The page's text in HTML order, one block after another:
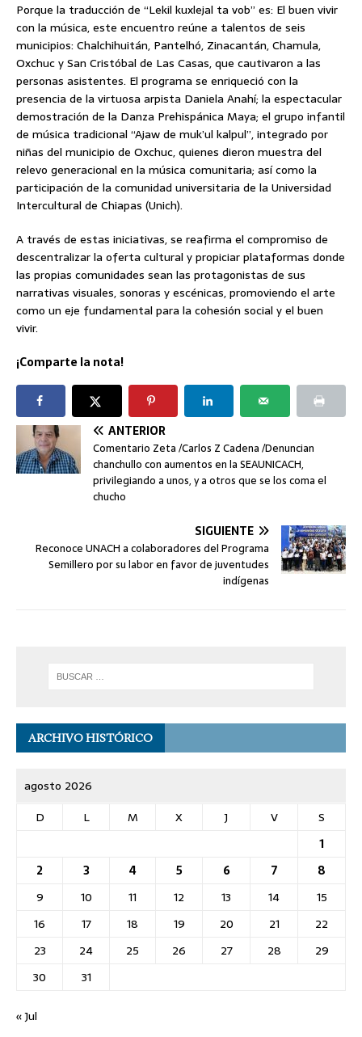
Porque la traducción de “Lekil kuxlejal ta vob” es: El buen vivir
con la música, este encuentro reúne a talentos de seis
municipios: Chalchihuitán, Pantelhó, Zinacantán, Chamula,
Oxchuc y San Cristóbal de Las Casas, que cautivaron a las
personas asistentes. El programa se enriqueció con la
presencia de la virtuosa arpista Daniela Anahí; la espectacular
demostración de la Danza Prehispánica Maya; el grupo infantil
de música tradicional “Ajaw de muk’ul kalpul”, integrado por
niñas del municipio de Oxchuc, quienes dieron muestra del
relevo generacional en la música comunitaria; así como la
participación de la comunidad universitaria de la Universidad
Intercultural de Chiapas (Unich).
A través de estas iniciativas, se reafirma el compromiso de
descentralizar la oferta cultural y propiciar plataformas donde
las propias comunidades sean las protagonistas de sus
narrativas visuales, sonoras y escénicas, promoviendo el arte
como un eje fundamental para la cohesión social y el buen
vivir.
¡Comparte la nota!
ANTERIOR
Comentario Zeta /Carlos Z Cadena /Denuncian
chanchullo con aumentos en la SEAUNICACH,
privilegiando a unos, y a otros que se los coma el
chucho
SIGUIENTE
Reconoce UNACH a colaboradores del Programa
Semillero por su labor en favor de juventudes
indígenas
ARCHIVO HISTÓRICO
agosto 2026
D
L M X J V
S
1
2
3 4 5 6 7
8
9
10 11 12 13 14
15
16
17 18 19 20 21
22
23
24 25 26 27 28
29
30
31
« Jul